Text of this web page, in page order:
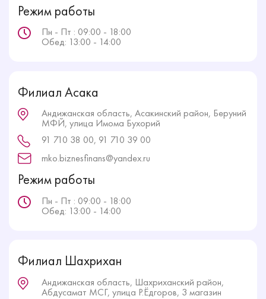
Режим работы
Пн - Пт : 09:00 - 18:00
Обед: 13:00 - 14:00
Филиал Асака
Андижанская область, Асакинский район, Беруний
МФЙ, улица Имома Бухорий
91 710 38 00, 91 710 39 00
mko.biznesfinans@yandex.ru
Режим работы
Пн - Пт : 09:00 - 18:00
Обед: 13:00 - 14:00
Филиал Шахрихан
Андижанская область, Шахриханский район,
Абдусамат МСГ, улица Р.Ёдгоров, 3 магазин